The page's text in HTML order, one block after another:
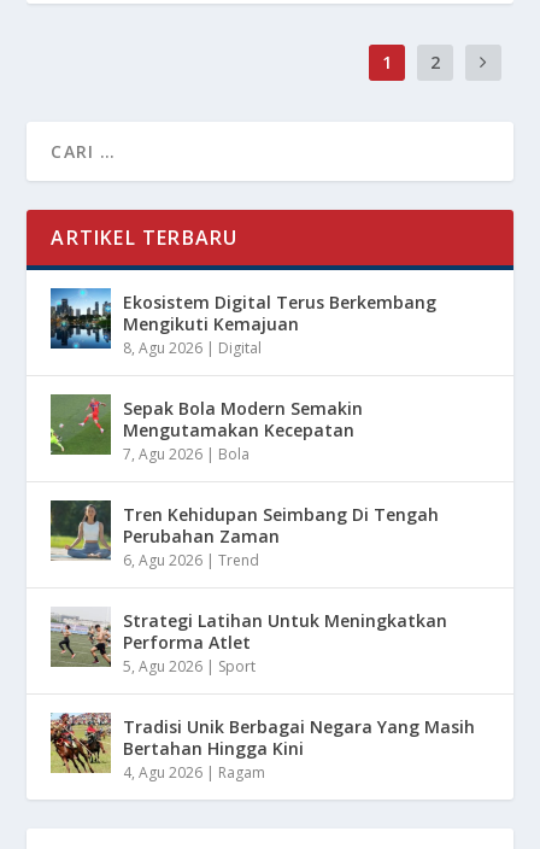
1 2
ARTIKEL TERBARU
Ekosistem Digital Terus Berkembang
Mengikuti Kemajuan
8, Agu 2026 | Digital
Sepak Bola Modern Semakin
Mengutamakan Kecepatan
7, Agu 2026 | Bola
Tren Kehidupan Seimbang Di Tengah
Perubahan Zaman
6, Agu 2026 |Trend
Strategi Latihan Untuk Meningkatkan
Performa Atlet
5, Agu 2026 | Sport
Tradisi Unik Berbagai Negara Yang Masih
Bertahan Hingga Kini
4, Agu 2026 | Ragam